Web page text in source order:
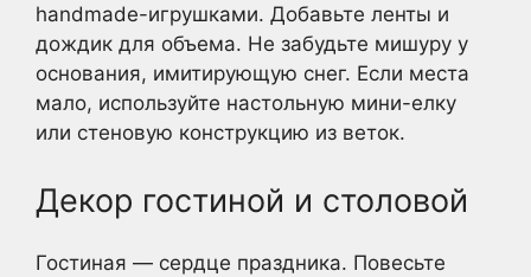
handmade-игрушками. Добавьте ленты и
дождик для объема. Не забудьте мишуру у
основания, имитирующую снег. Если места
мало, используйте настольную мини-елку
или стеновую конструкцию из веток.
Декор гостиной и столовой
Гостиная — сердце праздника. Повесьте